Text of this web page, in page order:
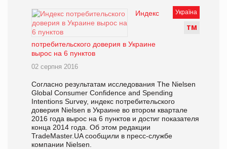
Україна
ТМ
Индекс
потребительского доверия в Украине
вырос на 6 пунктов
02 серпня 2016
Согласно результатам исследования The Nielsen
Global Consumer Confidence and Spending
Intentions Survey, индекс потребительского
доверия Nielsen в Украине во втором квартале
2016 года вырос на 6 пунктов и достиг показателя
конца 2014 года. Об этом редакции
TradeMaster.UA сообщили в пресс-службе
компании Nielsen.